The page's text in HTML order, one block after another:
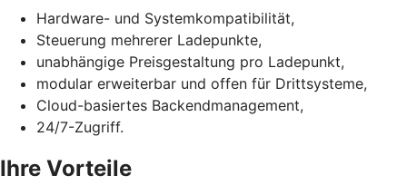
Hardware- und Systemkompatibilität,
Steuerung mehrerer Ladepunkte,
unabhängige Preisgestaltung pro Ladepunkt,
modular erweiterbar und offen für Drittsysteme,
Cloud-basiertes Backendmanagement,
24/7-Zugriff.
Ihre Vorteile